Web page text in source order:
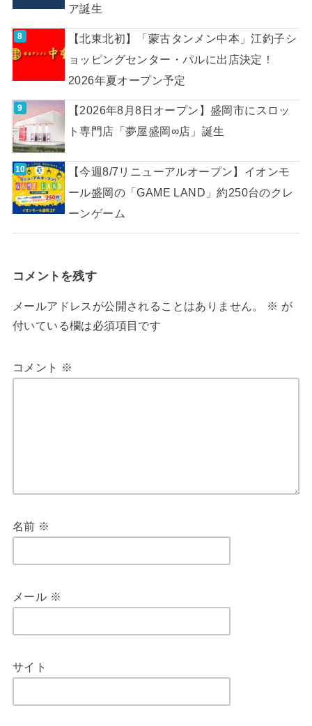
ア誕生
【北東北初】「蒙古タンメン中本」江釣子シ
ョッピングセンター・パルに出店決定！
2026年夏オープン予定
【2026年8月8日オープン】盛岡市にスロッ
ト専門店「夢屋盛岡∞店」誕生
【今週8/7リニューアルオープン】イオンモ
ール盛岡の「GAME LAND」約250台のクレ
ーンゲーム
コメントを残す
メールアドレスが公開されることはありません。 ※ が
付いている欄は必須項目です
コメント ※
名前 ※
メール ※
サイト